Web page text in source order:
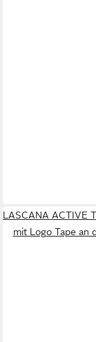
LASCANA ACTIVE
mit Logo Tape an